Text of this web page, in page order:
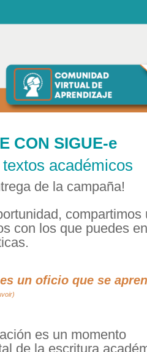
CON SIGUE-e
académicos
de la campaña!
con los que puedes
un oficio que se
es un momento
de la escritura